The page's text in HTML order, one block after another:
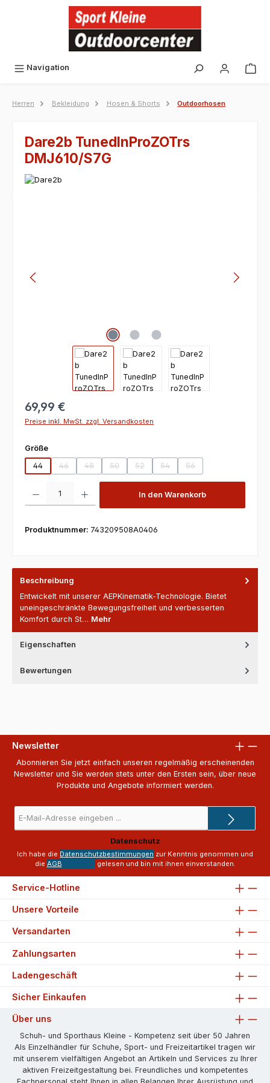
Navigation
Herren Bekleidung Hosen & Shorts Outdoorhosen
Dare2b TunedInProZOTrs
DMJ610/S7G
69,99 €
Preise inkl. MwSt. zzgl. Versandkosten
Größeauswählen
44
46
(Diese Option ist zurzeit nicht verfügbar.)
48
(Diese Option ist zurzeit nicht verfügbar.)
50
(Diese Option ist zurzeit nicht verfügbar.)
52
(Diese Option ist zurzeit nicht
54
(Diese Option ist zurzeit nicht
56
(Diese Option ist
In den Warenkorb
Produktnummer: 743209508A0406
Beschreibung
Entwickelt mit unserer AEPKinematik-Technologie. Bietet
uneingeschränkte Bewegungsfreiheit und verbesserten
Komfort durch St… Mehr
Eigenschaften
Bewertungen
Newsletter
Abonnieren Sie jetzt einfach unseren regelmäßig erscheinenden
Newsletter und Sie werden stets unter den Ersten sein, über neue
Produkte und Angebote informiert werden.
Mail-
Adresse
*
Datenschutz
Ich habe die Datenschutzbestimmungen zur Kenntnis genommen und
die AGB gelesen und bin mit ihnen einverstanden.
Service-Hotline
Unsere Vorteile
Versandarten
Zahlungsarten
Ladengeschäft
Sicher Einkaufen
Über uns
Schuh- und Sporthaus Kleine - Kompetenz seit über 50 Jahren
Als Einzelhändler für Schuhe, Sport- und Freizeitartikel tragen wir
mit unserem vielfältigen Angebot an Artikeln und Services zu Ihrer
aktiven Freizeitgestaltung bei. Freundliches und kompetentes